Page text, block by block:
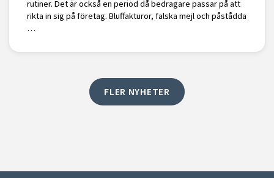
rutiner. Det är också en period då bedragare passar på att
rikta in sig på företag. Bluffakturor, falska mejl och påstådda
…
FLER NYHETER